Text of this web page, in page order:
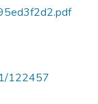
122457